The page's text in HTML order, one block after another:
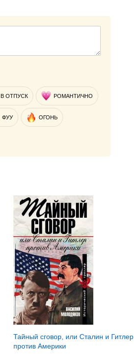
В ОТПУСК РОМАНТИЧНО
ФУУ ОГОНЬ
Тайный сговор, или Сталин и Гитлер
против Америки